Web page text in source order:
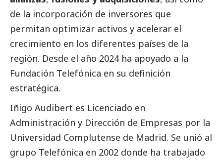
de la incorporación de inversores que
permitan optimizar activos y acelerar el
crecimiento en los diferentes países de la
región. Desde el año 2024 ha apoyado a la
Fundación Telefónica en su definición
estratégica.
Iñigo Audibert es Licenciado en
Administración y Dirección de Empresas por la
Universidad Complutense de Madrid. Se unió al
grupo Telefónica en 2002 donde ha trabajado